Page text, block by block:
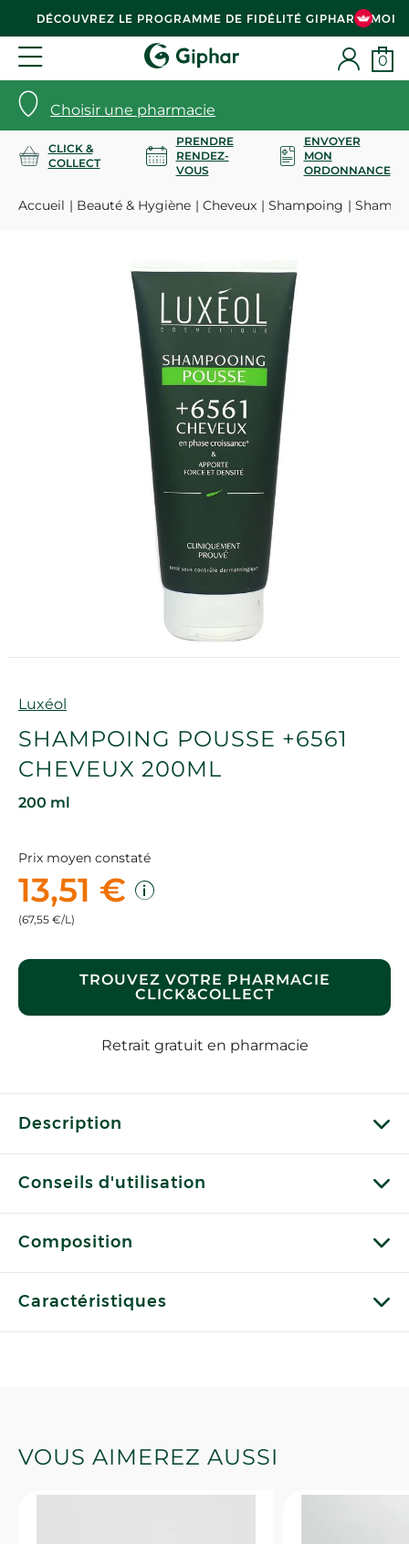
DÉCOUVREZ LE PROGRAMME DE FIDÉLITÉ GIPHAR & MOI
Choisir une pharmacie
0
CLICK &
COLLECT
PRENDRE
RENDEZ-
VOUS
ENVOYER
MON
ORDONNANCE
Accueil Beauté & Hygiène Cheveux Shampoing
Marque
Luxéol
SHAMPOING POUSSE +6561
CHEVEUX 200ML
200 ml
Prix moyen constaté
13,51 €
(67,55 €/L)
TROUVEZ VOTRE PHARMACIE
CLICK&COLLECT
Retrait gratuit en pharmacie
Description
Conseils d'utilisation
Composition
Caractéristiques
VOUS AIMEREZ AUSSI